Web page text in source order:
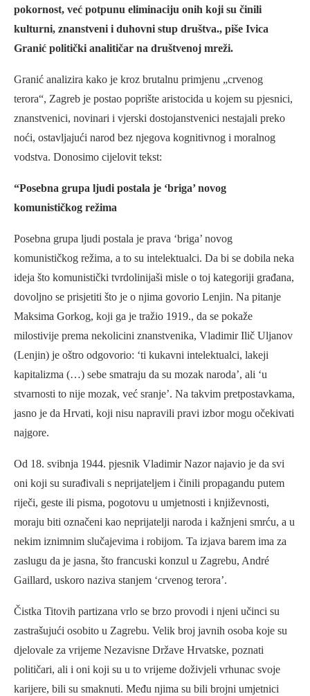
pokornost, već potpunu eliminaciju onih koji su činili
kulturni, znanstveni i duhovni stup društva., piše Ivica
Granić politički analitičar na društvenoj mreži.
Granić analizira kako je kroz brutalnu primjenu „crvenog
terora“, Zagreb je postao poprište aristocida u kojem su pjesnici,
znanstvenici, novinari i vjerski dostojanstvenici nestajali preko
noći, ostavljajući narod bez njegova kognitivnog i moralnog
vodstva. Donosimo cijelovit tekst:
“Posebna grupa ljudi postala je ‘briga’ novog
komunističkog režima
Posebna grupa ljudi postala je prava ‘briga’ novog
komunističkog režima, a to su intelektualci. Da bi se dobila neka
ideja što komunistički tvrdolinijaši misle o toj kategoriji građana,
dovoljno se prisjetiti što je o njima govorio Lenjin. Na pitanje
Maksima Gorkog, koji ga je tražio 1919., da se pokaže
milostivije prema nekolicini znanstvenika, Vladimir Ilič Uljanov
(Lenjin) je oštro odgovorio: ‘ti kukavni intelektualci, lakeji
kapitalizma (…) sebe smatraju da su mozak naroda’, ali ‘u
stvarnosti to nije mozak, već sranje’. Na takvim pretpostavkama,
jasno je da Hrvati, koji nisu napravili pravi izbor mogu očekivati
najgore.
Od 18. svibnja 1944. pjesnik Vladimir Nazor najavio je da svi
oni koji su surađivali s neprijateljem i činili propagandu putem
riječi, geste ili pisma, pogotovu u umjetnosti i književnosti,
moraju biti označeni kao neprijatelji naroda i kažnjeni smrću, a u
nekim iznimnim slučajevima i robijom. Ta izjava barem ima za
zaslugu da je jasna, što francuski konzul u Zagrebu, André
Gaillard, uskoro naziva stanjem ‘crvenog terora’.
Čistka Titovih partizana vrlo se brzo provodi i njeni učinci su
zastrašujući osobito u Zagrebu. Velik broj javnih osoba koje su
djelovale za vrijeme Nezavisne Države Hrvatske, poznati
političari, ali i oni koji su u to vrijeme doživjeli vrhunac svoje
karijere, bili su smaknuti. Među njima su bili brojni umjetnici